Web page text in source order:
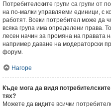
Потребителските групи са групи от
на по-малки управляеми единици, с
работят. Всеки потребител може да
всяка група има определени права.
лесен начин за промяна на правата
например даване на модераторски
форум.
Нагоре
Къде мога да видя
тях?
Можете да видите всички